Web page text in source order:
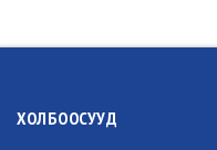
ХОЛБООСУУД